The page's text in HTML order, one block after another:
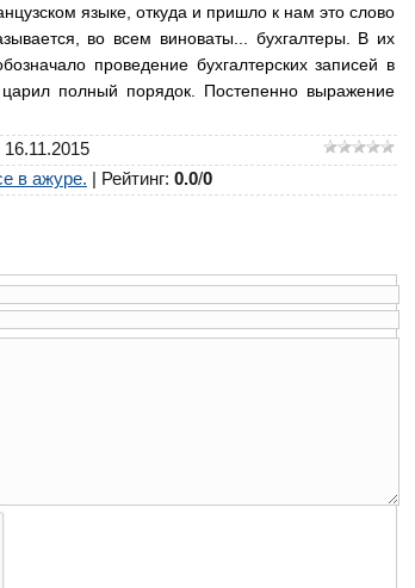
языке, откуда и пришло к нам это слово
во всем виноваты... бухгалтеры. В их
проведение бухгалтерских записей в
царил полный порядок. Постепенно выражение
16.11.2015
в ажуре. Рейтинг: 0.0/0